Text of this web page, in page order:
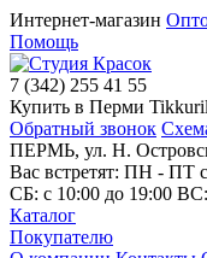
Интернет-магазин
Помощь
7 (342) 255 41 55
Купить в Перми
Обратный звонок
ПЕРМЬ, ул. Н.
Вас встретят: ПН - ПТ
СБ: с 10:00 до 19:00 ВС:
Каталог
Покупателю